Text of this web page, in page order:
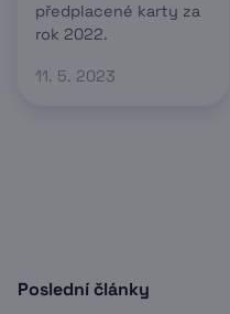
předplacené karty za
rok 2022.
11. 5. 2023
Poslední články